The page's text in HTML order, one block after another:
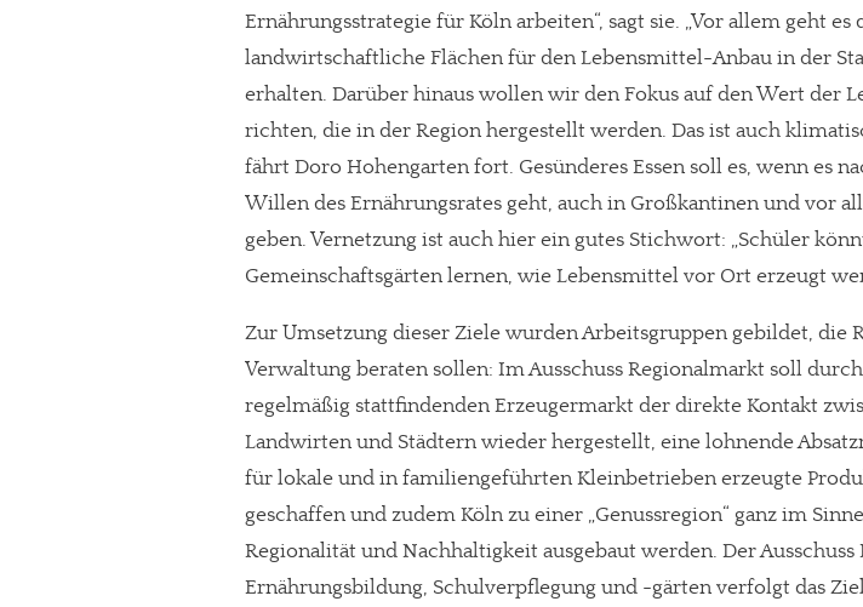
Ernährungsstrategie für Köln arbeiten“, sagt sie. „Vor allem geht es
landwirtschaftliche Flächen für den Lebensmittel-Anbau in der
erhalten. Darüber hinaus wollen wir den Fokus auf den Wert der
richten, die in der Region hergestellt werden. Das ist auch
fährt Doro Hohengarten fort. Gesünderes Essen soll es, wenn es
Willen des Ernährungsrates geht, auch in Großkantinen und vor
geben. Vernetzung ist auch hier ein gutes Stichwort: „Schüler
Gemeinschaftsgärten lernen, wie Lebensmittel vor Ort erzeugt
Zur Umsetzung dieser Ziele wurden Arbeitsgruppen gebildet, die
Verwaltung beraten sollen: Im Ausschuss Regionalmarkt soll
regelmäßig stattfindenden Erzeugermarkt der direkte Kontakt
Landwirten und Städtern wieder hergestellt, eine lohnende
für lokale und in familiengeführten Kleinbetrieben erzeugte
geschaffen und zudem Köln zu einer „Genussregion“ ganz im
Regionalität und Nachhaltigkeit ausgebaut werden. Der Ausschuss
Ernährungsbildung, Schulverpflegung und -gärten verfolgt das